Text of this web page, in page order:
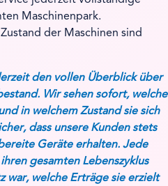
Maschinenpark.
der Maschinen sind
den vollen Überblick über
Wir sehen sofort, welche
in welchem Zustand sie sich
dass unsere Kunden stets
Geräte erhalten. Jede
gesamten Lebenszyklus
war, welche Erträge sie erzielt